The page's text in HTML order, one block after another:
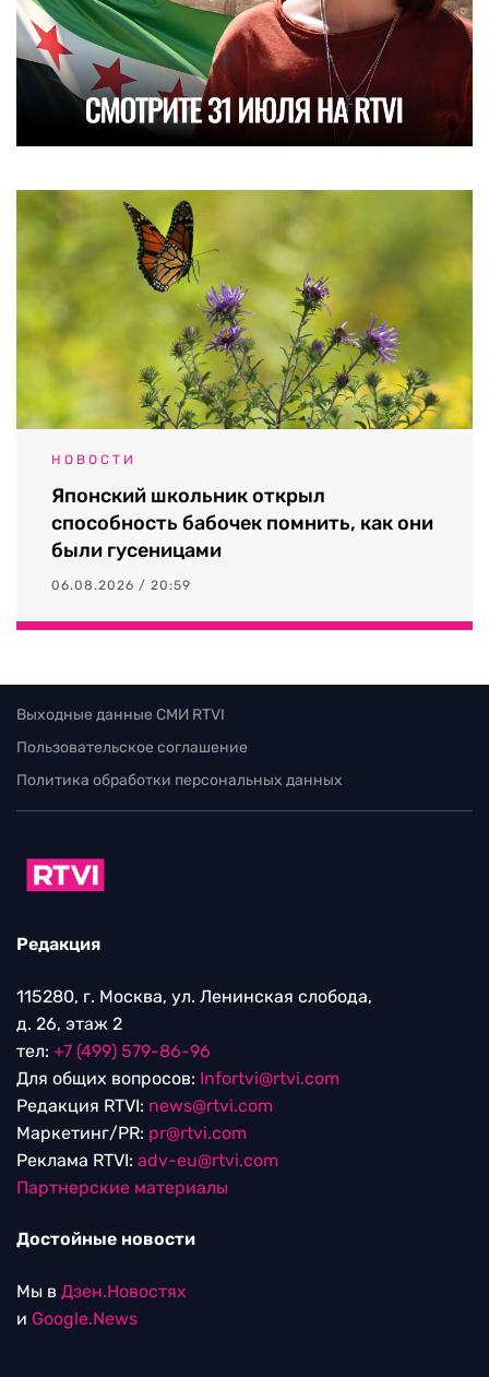
НОВОСТИ
Японский школьник открыл
способность бабочек помнить, как они
были гусеницами
06.08.2026 / 20:59
Выходные данные СМИ RTVI
Пользовательское соглашение
Политика обработки персональных данных
Редакция
115280, г. Москва, ул. Ленинская слобода,
д. 26, этаж 2
тел: +7 (499) 579-86-96
Для общих вопросов: Infortvi@rtvi.com
Редакция RTVI: news@rtvi.com
Маркетинг/PR: pr@rtvi.com
Реклама RTVI: adv-eu@rtvi.com
Партнерские материалы
Достойные новости
Мы в Дзен.Новостях
и Google.News